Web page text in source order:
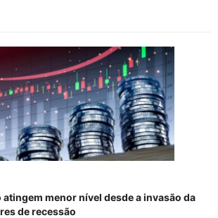
menor nível desde a invasão da
de recessão